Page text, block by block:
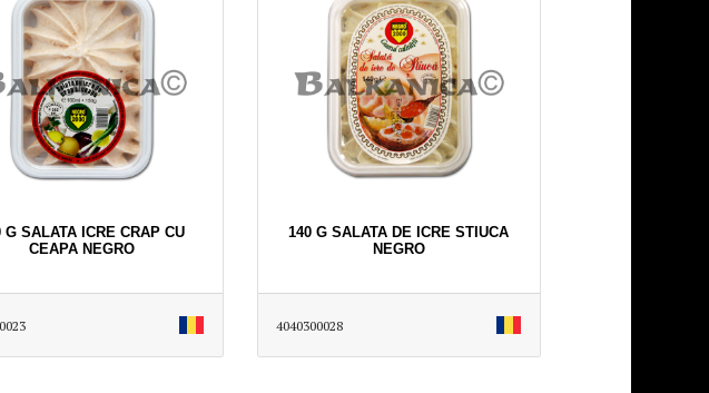
G SALATA ICRE CRAP CU
CEAPA NEGRO
140 G SALATA DE ICRE STIUCA
NEGRO
4040300028